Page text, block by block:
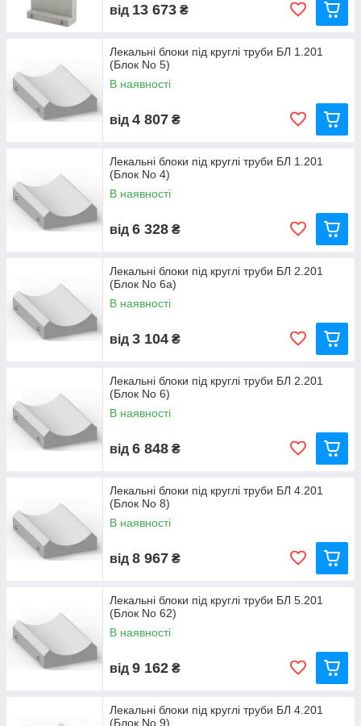
від 13 673 ₴
Лекальні блоки під круглі труби БЛ 1.201
(Блок No 5)
В наявності
від 4 807 ₴
Лекальні блоки під круглі труби БЛ 1.201
(Блок No 4)
В наявності
від 6 328 ₴
Лекальні блоки під круглі труби БЛ 2.201
(Блок No 6а)
В наявності
від 3 104 ₴
Лекальні блоки під круглі труби БЛ 2.201
(Блок No 6)
В наявності
від 6 848 ₴
Лекальні блоки під круглі труби БЛ 4.201
(Блок No 8)
В наявності
від 8 967 ₴
Лекальні блоки під круглі труби БЛ 5.201
(Блок No 62)
В наявності
від 9 162 ₴
Лекальні блоки під круглі труби БЛ 4.201
(Блок No 9)